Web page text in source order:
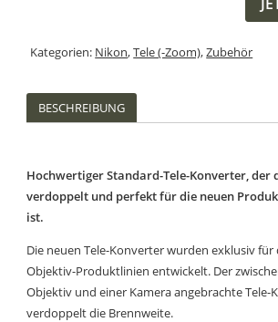
Kategorien: Nikon,Tele (-Zoom),Zubehör
BESCHREIBUNG
Hochwertiger Standard-Tele-Konverter, der
verdoppelt und perfekt für die neuen
ist.
Die neuen Tele-Konverter wurden exklusiv für
Objektiv-Produktlinien entwickelt. Der
Objektiv und einer Kamera angebrachte Tele-
verdoppelt die Brennweite.